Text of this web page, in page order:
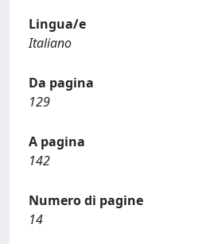
Lingua/e
Italiano
Da pagina
129
A pagina
142
Numero di pagine
14